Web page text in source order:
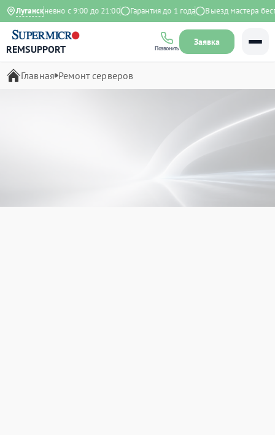
Луганск
Ежедневно с 9:00 до 21:00 Гарантия до 1 года Выезд мастера
REMSUPPORT Позвонить
Заявка
Главная Ремонт серверов